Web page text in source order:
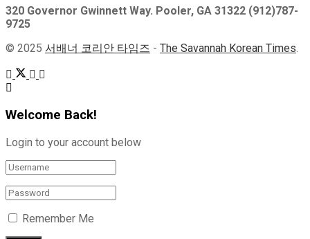
320 Governor Gwinnett Way. Pooler, GA 31322 (912)787-
9725
© 2025 서배너 코리안 타임즈 - The Savannah Korean Times.
Welcome Back!
Login to your account below
Remember Me